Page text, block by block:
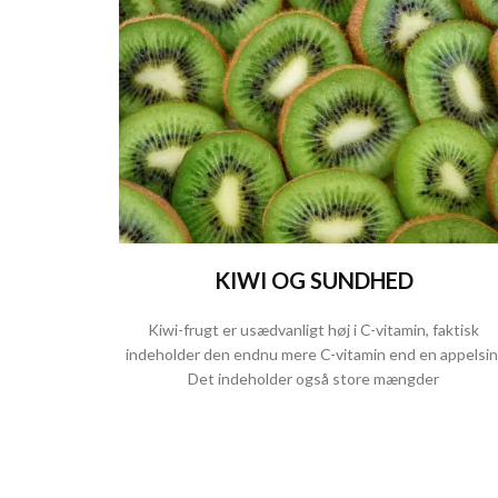
KIWI OG SUNDHED
Kiwi-frugt er usædvanligt høj i C-vitamin, faktisk
indeholder den endnu mere C-vitamin end en
Det indeholder også store mængder